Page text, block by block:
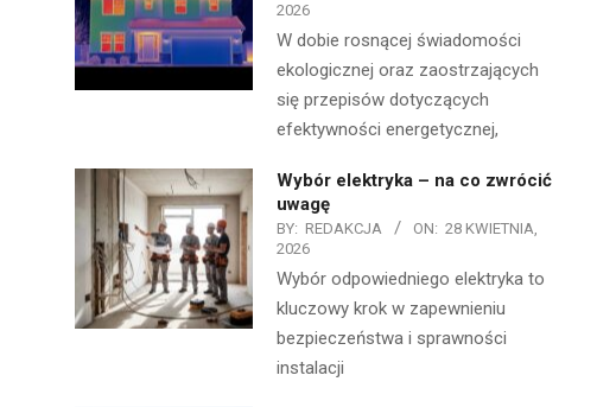
2026
W dobie rosnącej świadomości
ekologicznej oraz zaostrzających
się przepisów dotyczących
efektywności energetycznej,
Wybór elektryka – na co zwrócić
uwagę
BY: REDAKCJA ON: 28 KWIETNIA,
2026
Wybór odpowiedniego elektryka to
kluczowy krok w zapewnieniu
bezpieczeństwa i sprawności
instalacji